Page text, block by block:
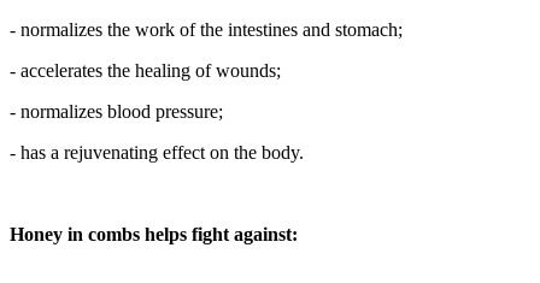
- normalizes the work of the intestines and stomach;
- accelerates the healing of wounds;
- normalizes blood pressure;
- has a rejuvenating effect on the body.
Honey in combs helps fight against: